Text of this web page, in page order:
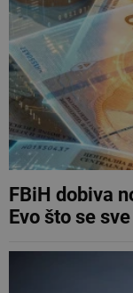
FBiH dobiva
Evo što se